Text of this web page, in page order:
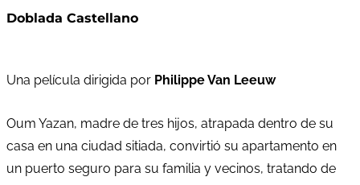
Doblada Castellano
Una película dirigida por Philippe Van Leeuw
Oum Yazan, madre de tres hijos, atrapada dentro de su
casa en una ciudad sitiada, convirtió su apartamento en
un puerto seguro para su familia y vecinos, tratando de